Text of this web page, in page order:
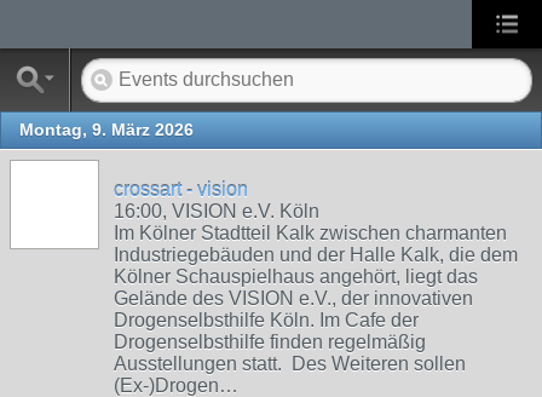
Montag, 9. März 2026
crossart - vision
16:00, VISION e.V. Köln
Im Kölner Stadtteil Kalk zwischen charmanten
Industriegebäuden und der Halle Kalk, die dem
Kölner Schauspielhaus angehört, liegt das
Gelände des VISION e.V., der innovativen
Drogenselbsthilfe Köln. Im Cafe der
Drogenselbsthilfe finden regelmäßig
Ausstellungen statt. Des Weiteren sollen
(Ex-)Drogen…